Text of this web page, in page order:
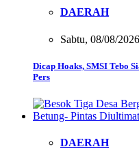
DAERAH
Sabtu, 08/08/
Dicap Hoaks, SMSI Tebo
Pers
DAERAH